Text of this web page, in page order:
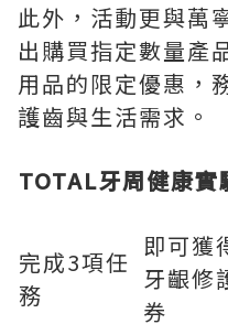
此外，活動更與萬
出購買指定數量產
用品的限定優惠，
護齒與生活需求。
TOTAL牙周健康實
完成3項任
務
即可獲
牙齦修
券